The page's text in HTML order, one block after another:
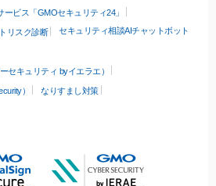
ビス「GMOセキュリティ24」
リスク診断 セキュリティ相談AIチャットボット
セキュリティ byイエラエ）
）
なりすまし対策